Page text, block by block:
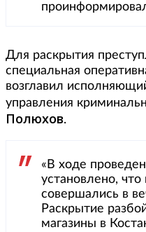
Для раскрытия
специальная
возглавил
управления
Полюхов.
«В ходе
установлено, что
совершались в
Раскрытие
магазины в